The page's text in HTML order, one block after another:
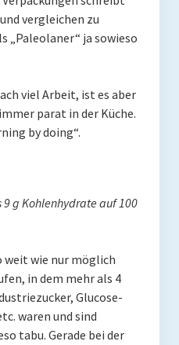
vergleichen zu
„Paleolaner“ ja sowieso
viel Arbeit, ist es aber
parat in der Küche.
by doing“.
9 g Kohlenhydrate auf 100
wie nur möglich
in dem mehr als 4
Glucose-
waren und sind
tabu. Gerade bei der